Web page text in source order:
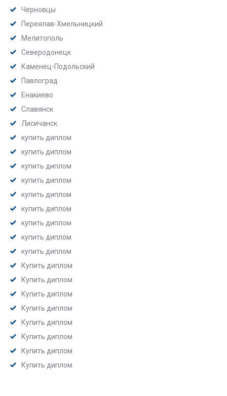
Черновцы
Переялав-Хмельницкий
Мелитополь
Северодонецк
Каменец-Подольский
Павлоград
Енакиево
Славянск
Лисичанск
купить диплом
купить диплом
купить диплом
купить диплом
купить диплом
купить диплом
купить диплом
купить диплом
купить диплом
Купить диплом
Купить диплом
Купить диплом
Купить диплом
Купить диплом
Купить диплом
Купить диплом
Купить диплом